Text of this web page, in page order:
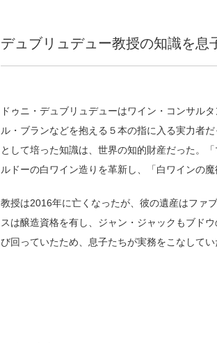
デュブリュデュー教授の知識を息
ドゥニ・デュブリュデューはワイン・コンサル
ル・ブランなどを抱える５本の指に入る実力者
として培った知識は、世界の知的財産だった。
ルドーの白ワイン造りを革新し、「白ワインの魔
教授は2016年に亡くなったが、彼の遺産はファ
スは醸造資格を有し、ジャン・ジャックもブド
び回っていたため、息子たちが実務をこなしてい